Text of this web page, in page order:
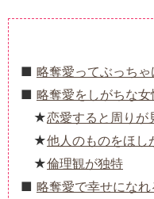
略奪愛ってぶっちゃ
略奪愛をしがちな
恋愛すると周りが
他人のものをほし
倫理観が独特
略奪愛で幸せにな